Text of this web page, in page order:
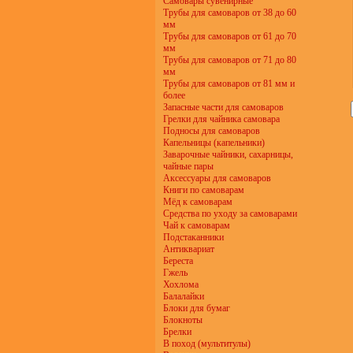
Трубы для самоваров от 38 до 60
мм
Трубы для самоваров от 61 до 70
мм
Трубы для самоваров от 71 до 80
мм
Трубы для самоваров от 81 мм и
более
Запасные части для самоваров
Грелки для чайника самовара
Подносы для самоваров
Капельницы (капельники)
Заварочные чайники, сахарницы,
чайные пары
Аксессуары для самоваров
Книги по самоварам
Мёд к самоварам
Средства по уходу за самоварами
Чай к самоварам
Подстаканники
Антиквариат
Береста
Гжель
Хохлома
Балалайки
Блоки для бумаг
Блокноты
Брелки
В поход (мультитулы)